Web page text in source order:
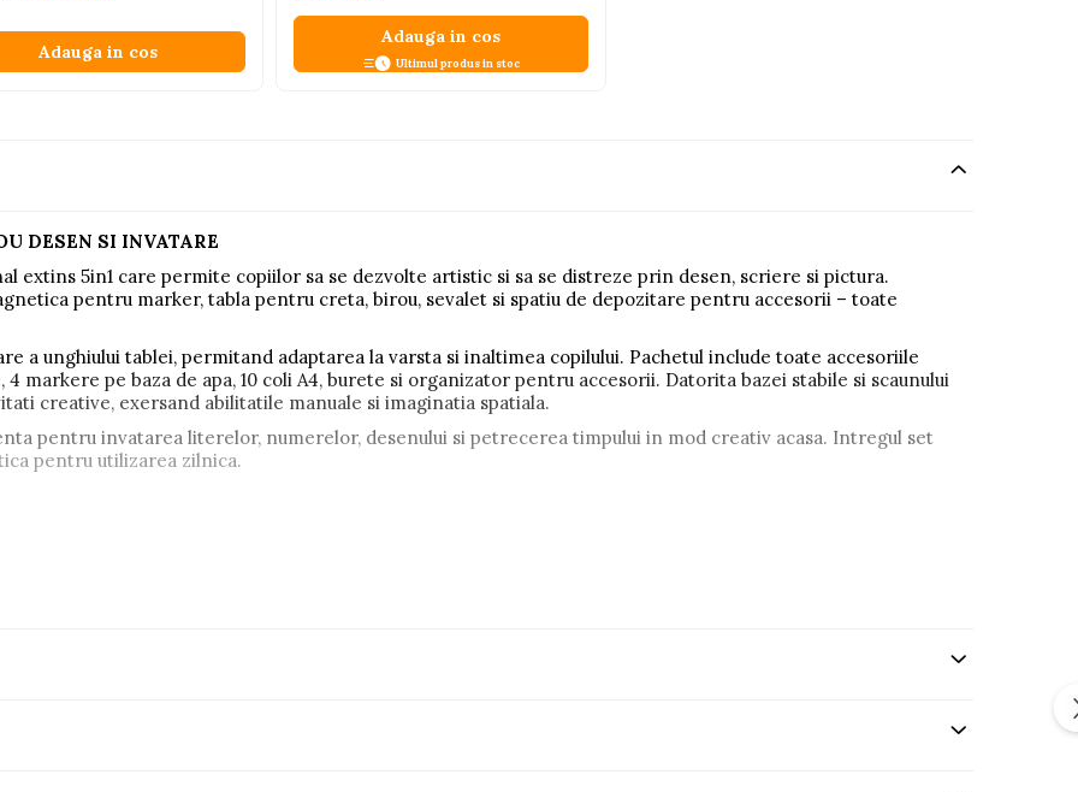
Adauga in cos
Adauga in cos
Ultimul produs in stoc
DESEN SI INVATARE
extins 5in1 care permite copiilor sa se dezvolte artistic si sa se distreze prin desen, scriere si pictura.
pentru marker, tabla pentru creta, birou, sevalet si spatiu de depozitare pentru accesorii – toate
a unghiului tablei, permitand adaptarea la varsta si inaltimea copilului. Pachetul include toate accesoriile
markere pe baza de apa, 10 coli A4, burete si organizator pentru accesorii. Datorita bazei stabile si scaunului
creative, exersand abilitatile manuale si imaginatia spatiala.
pentru invatarea literelor, numerelor, desenului si petrecerea timpului in mod creativ acasa. Intregul set
pentru utilizarea zilnica.